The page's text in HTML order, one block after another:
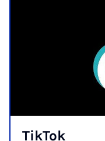
Tik­Tok